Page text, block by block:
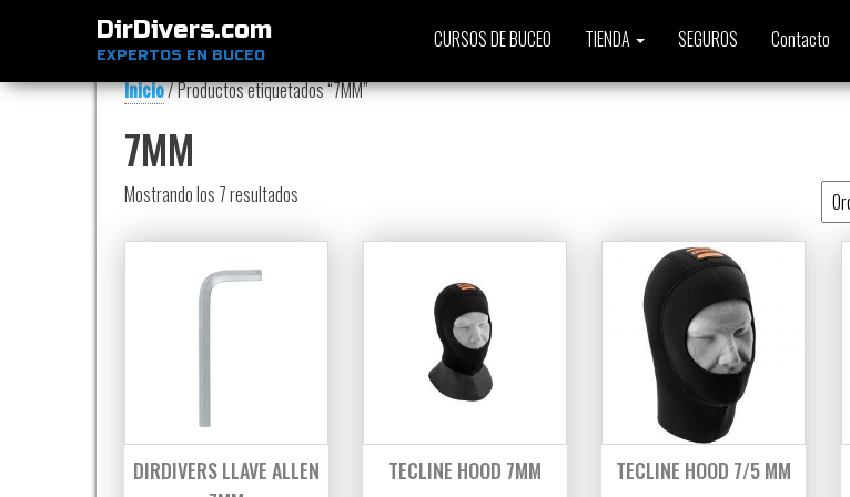
DirDivers.com
EXPERTOS EN BUCEO
CURSOS DE BUCEO TIENDA SEGUROS Contacto
Inicio/ Productos etiquetados “7MM”
7MM
Mostrando los 7 resultados
DIRDIVERS LLAVE ALLEN
TECLINE HOOD 7MM
TECLINE HOOD 7/5 MM